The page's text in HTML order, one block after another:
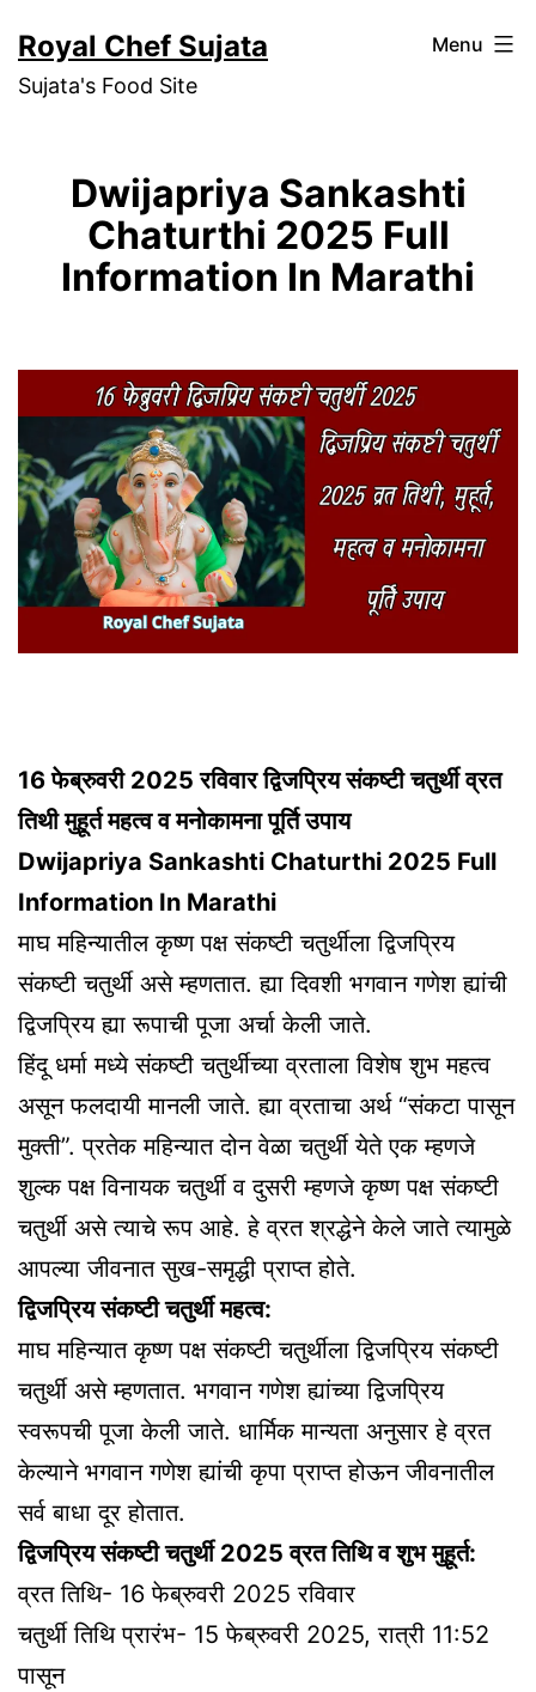
to
content
Royal Chef Sujata
Sujata's Food Site
Menu
Dwijapriya Sankashti
Chaturthi 2025 Full
Information In Marathi
16 फेब्रुवरी 2025 रविवार द्विजप्रिय संकष्टी चतुर्थी व्रत
तिथी मुहूर्त महत्व व मनोकामना पूर्ति उपाय
Dwijapriya Sankashti Chaturthi 2025 Full
Information In Marathi
माघ महिन्यातील कृष्ण पक्ष संकष्टी चतुर्थीला द्विजप्रिय
संकष्टी चतुर्थी असे म्हणतात. ह्या दिवशी भगवान गणेश ह्यांची
द्विजप्रिय ह्या रूपाची पूजा अर्चा केली जाते.
हिंदू धर्मा मध्ये संकष्टी चतुर्थीच्या व्रताला विशेष शुभ महत्व
असून फलदायी मानली जाते. ह्या व्रताचा अर्थ “संकटा पासून
मुक्ती”. प्रतेक महिन्यात दोन वेळा चतुर्थी येते एक म्हणजे
शुल्क पक्ष विनायक चतुर्थी व दुसरी म्हणजे कृष्ण पक्ष संकष्टी
चतुर्थी असे त्याचे रूप आहे. हे व्रत श्रद्धेने केले जाते त्यामुळे
आपल्या जीवनात सुख-समृद्धी प्राप्त होते.
द्विजप्रिय संकष्टी चतुर्थी महत्व:
माघ महिन्यात कृष्ण पक्ष संकष्टी चतुर्थीला द्विजप्रिय संकष्टी
चतुर्थी असे म्हणतात. भगवान गणेश ह्यांच्या द्विजप्रिय
स्वरूपची पूजा केली जाते. धार्मिक मान्यता अनुसार हे व्रत
केल्याने भगवान गणेश ह्यांची कृपा प्राप्त होऊन जीवनातील
सर्व बाधा दूर होतात.
द्विजप्रिय संकष्टी चतुर्थी 2025 व्रत तिथि व शुभ मुहूर्त:
व्रत तिथि- 16 फेब्रुवरी 2025 रविवार
चतुर्थी तिथि प्रारंभ- 15 फेब्रुवरी 2025, रात्री 11:52
पासून